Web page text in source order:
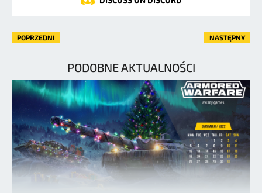
POPRZEDNI NASTĘPNY
PODOBNE AKTUALNOŚCI